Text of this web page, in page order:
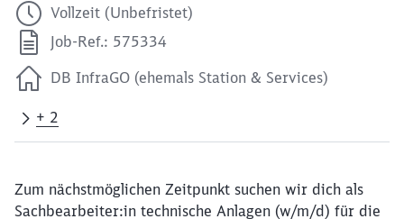
Vollzeit (Unbefristet)
Job-Ref.: 575334
DB InfraGO (ehemals Station & Services)
+ 2
Zum nächstmöglichen Zeitpunkt suchen wir dich als
Sachbearbeiter:in technische Anlagen (w/m/d) für die